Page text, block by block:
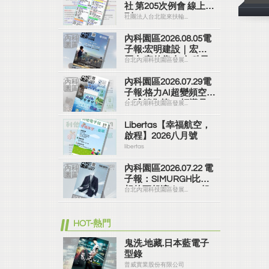
社 第205次例會 線上社
刊
社團法人台北龍來扶輪...
內科園區2026.08.05電
子報:宏明建設｜宏明
麗山 家的靠山 內科最
高的安全承諾
台北內湖科技園區發展...
內科園區2026.07.29電
子報:格力AI超變頻空調
全球銷售第一 領導品
牌
台北內湖科技園區發展...
Libertas【幸福航空，
啟程】2026八月號
libertas
內科園區2026.07.22 電
子報：SIMURGH比你
想的更舒適｜Su-Si 舒
仕裝 都會日常輕鬆穿
台北內湖科技園區發展...
HOT-熱門
鬼洗.地藏.日本藍電子
型錄
普威實業股份有限公司